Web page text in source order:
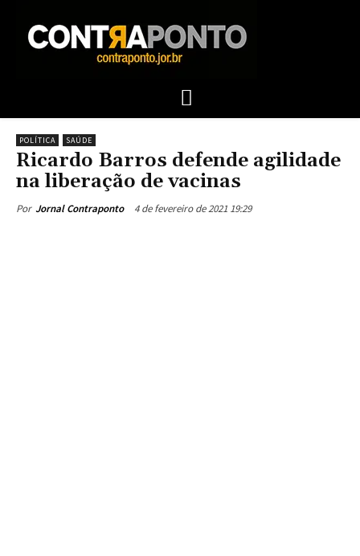
POLÍTICA SAÚDE
Ricardo Barros defende agilidade
na liberação de vacinas
Por Jornal Contraponto 4 de fevereiro de 2021 19:29